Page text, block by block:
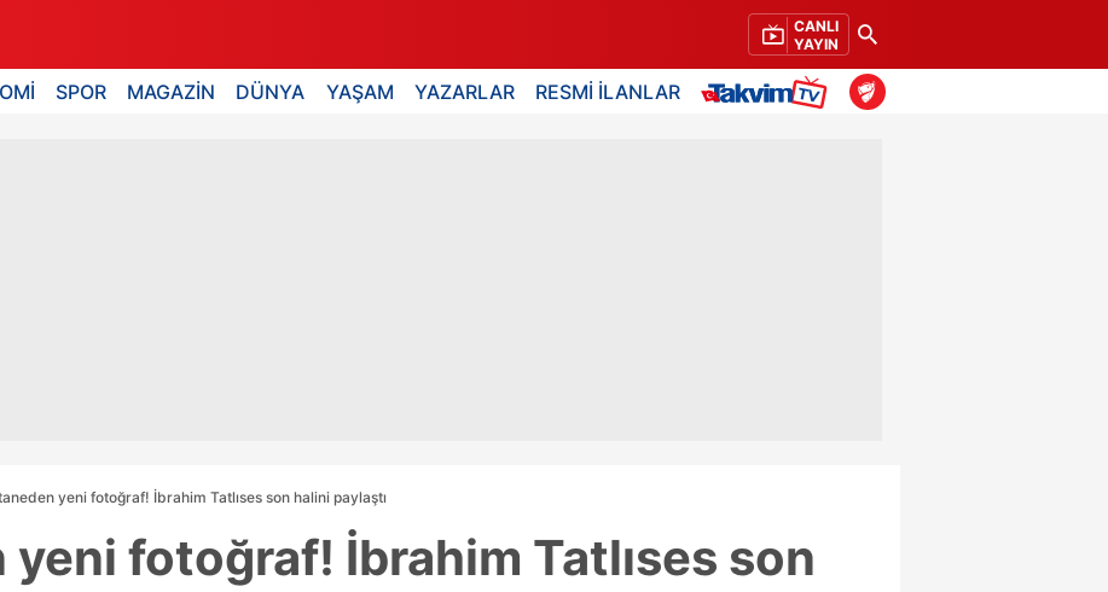
CANLI
YAYIN
SPOR MAGAZİN DÜNYA YAŞAM YAZARLAR RESMİ İLANLAR
yeni fotoğraf! İbrahim Tatlıses son halini paylaştı
fotoğraf! İbrahim Tatlıses son